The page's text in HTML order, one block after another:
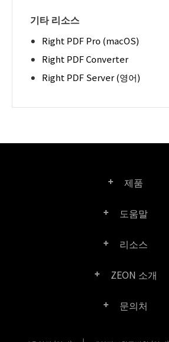
기타 리소스
Right PDF Pro (macOS)
Right PDF Converter
Right PDF Server (영어)
제품
Right PDF Pro
도움말
FAQ
리소스
제품/라이선스 비교
ZEON 소개
회사 소개
문의처